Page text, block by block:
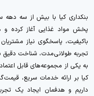
پخش مواد غذایی آغاز کرده و
باکیفیت، پاسخگوی نیاز
تجربه طولانی‌مدت، شناخت دقیق
به یکی از مجموعه‌های قابل
کیا بر ارائه خدمات سریع،
داریم و هدفمان ایجاد یک